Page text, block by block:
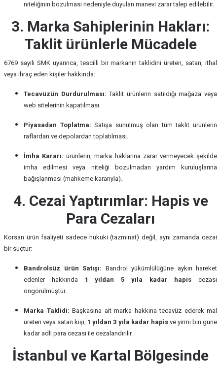
niteliğinin bozulması nedeniyle duyulan manevi zarar talep edilebilir.
3. Marka Sahiplerinin Hakları:
Taklit ürünlerle Mücadele
6769 sayılı SMK uyarınca, tescilli bir markanın taklidini üreten, satan, ithal
veya ihraç eden kişiler hakkında:
Tecavüzün Durdurulması: Taklit ürünlerin satıldığı mağaza veya
web sitelerinin kapatılması.
Piyasadan Toplatma: Satışa sunulmuş olan tüm taklit ürünlerin
raflardan ve depolardan toplatılması.
İmha Kararı: ürünlerin, marka haklarına zarar vermeyecek şekilde
imha edilmesi veya niteliği bozulmadan yardım kuruluşlarına
bağışlanması (mahkeme kararıyla).
4. Cezai Yaptırımlar: Hapis ve
Para Cezaları
Korsan ürün faaliyeti sadece hukuki (tazminat) değil, aynı zamanda cezai
bir suçtur:
Bandrolsüz ürün Satışı: Bandrol yükümlülüğüne aykırı hareket
edenler hakkında 1 yıldan 5 yıla kadar hapis cezası
öngörülmüştür.
Marka Taklidi: Başkasına ait marka hakkına tecavüz ederek mal
üreten veya satan kişi, 1 yıldan 3 yıla kadar hapisve yirmi bin güne
kadar adli para cezası ile cezalandırılır.
İstanbul ve Kartal Bölgesinde